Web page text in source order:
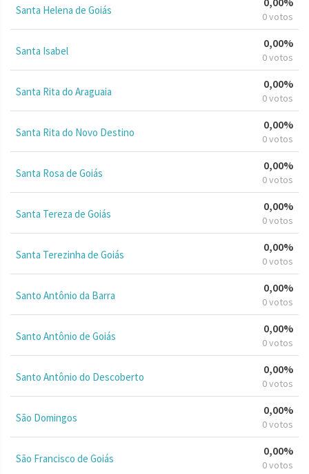
Santa Helena de Goiás 0 votos
Santa Isabel
0,00%
0 votos
Santa Rita do Araguaia
0,00%
0 votos
Santa Rita do Novo Destino
0,00%
0 votos
Santa Rosa de Goiás
0,00%
0 votos
Santa Tereza de Goiás
0,00%
0 votos
Santa Terezinha de Goiás
0,00%
0 votos
Santo Antônio da Barra
0,00%
0 votos
Santo Antônio de Goiás
0,00%
0 votos
Santo Antônio do Descoberto
0,00%
0 votos
São Domingos
0,00%
0 votos
São Francisco de Goiás
0,00%
0 votos